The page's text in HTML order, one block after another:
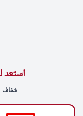
استعد
شفاف